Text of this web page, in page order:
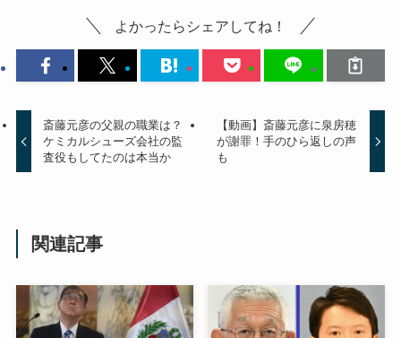
よかったらシェアしてね！
斎藤元彦の父親の職業は？
ケミカルシューズ会社の監
査役もしてたのは本当か
【動画】斎藤元彦に泉房穂
が謝罪！手のひら返しの声
も
関連記事